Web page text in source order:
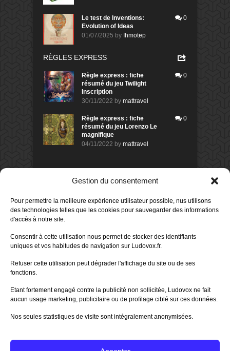
Gestion du consentement
Pour permettre la meilleure expérience utilisateur possible, nus utilisons
des technologies telles que les cookies pour sauvegarder des informations
d'accès à notre site.
Consentir à cette utilisation nous permet de stocker des identifiants
uniques et vos habitudes de navigation sur Ludovox.fr.
Refuser cette utilisation peut dégrader l'affichage du site ou de ses
fonctions.
Etant fortement engagé contre la publicité non sollicitée, Ludovox ne fait
aucun usage marketing, publicitaire ou de profilage ciblé sur ces données.
Nos seules statistiques de visite sont intégralement anonymisées.
Le test de Inventions:
Evolution of Ideas
01/07/2025 by Ihmotep
0
RÈGLES EXPRESS
Règle express : fiche
résumé du jeu Twilight
Inscription
30/11/2022 by mattravel
0
Règle express : fiche
résumé du jeu Lorenzo Le
magnifique
04/11/2022 by mattravel
0
DERNIERS AVIS DES MEMBRES
Avis de morlockbob
Sur le jeu Collect!
il y a 2 jours
Avis demorlockbob
Sur le jeu Detective Box - Ciao
Publié leil y a 3 jours
80%
Sur le jeu Detective Box - Ciao
Bella